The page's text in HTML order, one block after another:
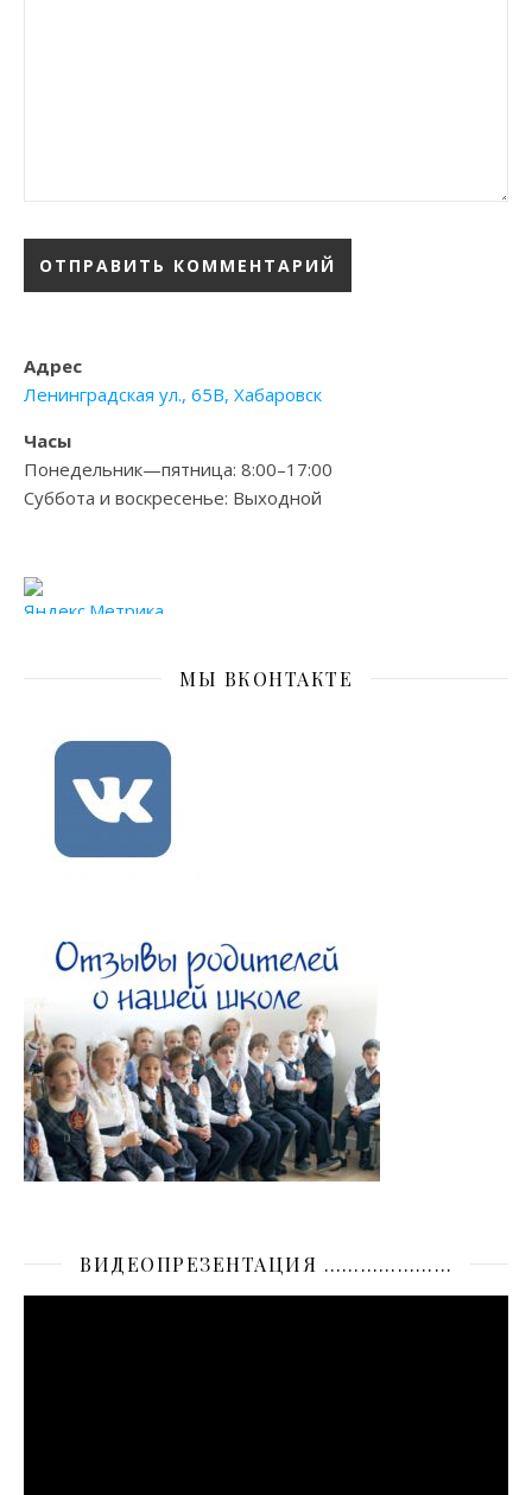
Адрес
Ленинградская ул., 65В, Хабаровск
Часы
Понедельник—пятница: 8:00–17:00
Суббота и воскресенье: Выходной
МЫ ВКОНТАКТЕ
ВИДЕОПРЕЗЕНТАЦИЯ …………………